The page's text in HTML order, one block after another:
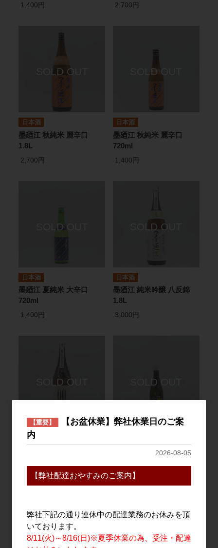
1,400円 2,700円
日本酒
墨廼江 秋純米 麗辛口
1.8L
2,700円
日本酒
墨廼江 秋純米 麗辛口
720ml
1,400円
日本酒
墨廼江 夏純米 大辛口
720ml
1,400円
日本酒
墨廼江 純米吟醸 八反錦
1.8L
3,000円
日本酒
墨廼江 600K 大吟醸原
7,200円
墨廼江 CLASSIC
VERSION NO.10 純米大
吟醸 720ml
2,100円
【重要】
【お盆休業】弊社休業日のご案
内
2026-08-05
【弊社配達おやすみのご案内】
弊社下記の通り連休中の配達業務のお休みを頂
いております。
8/11(火)～8/16(日)※夏季休業の為、受注・配達